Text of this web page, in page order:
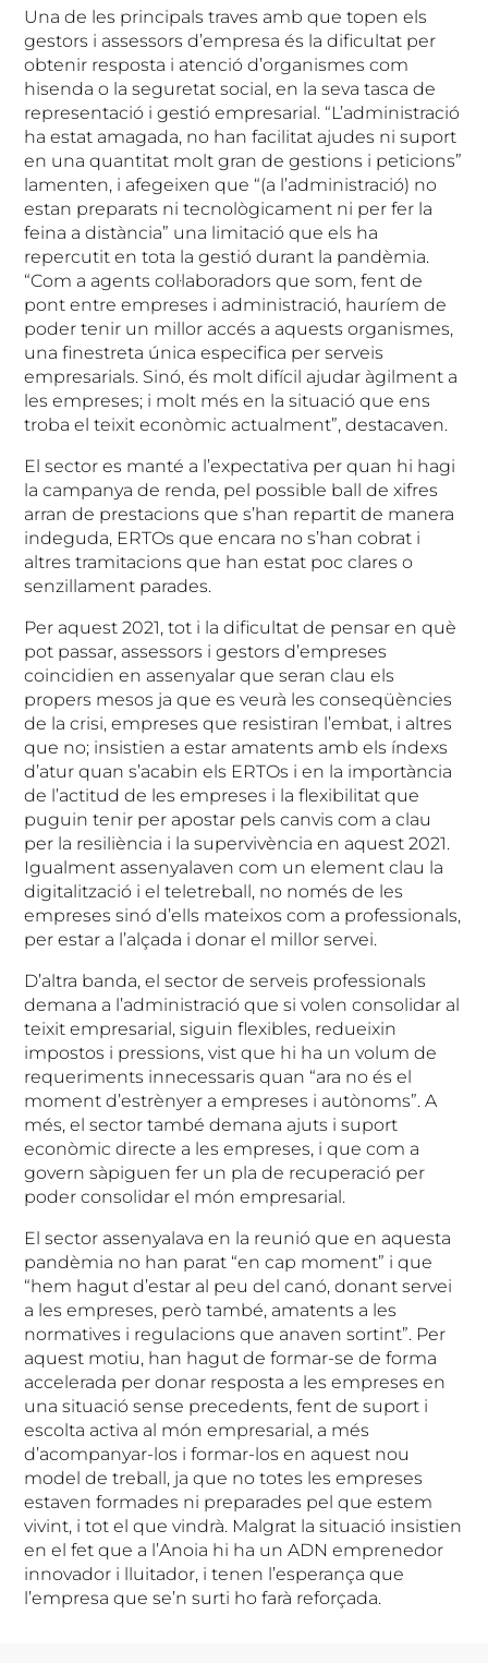
Una de les principals traves amb que topen els
gestors i assessors d’empresa és la dificultat per
obtenir resposta i atenció d’organismes com
hisenda o la seguretat social, en la seva tasca de
representació i gestió empresarial. “L’administració
ha estat amagada, no han facilitat ajudes ni suport
en una quantitat molt gran de gestions i peticions”
lamenten, i afegeixen que “(a l’administració) no
estan preparats ni tecnològicament ni per fer la
feina a distància” una limitació que els ha
repercutit en tota la gestió durant la pandèmia.
“Com a agents col·laboradors que som, fent de
pont entre empreses i administració, hauríem de
poder tenir un millor accés a aquests organismes,
una finestreta única especifica per serveis
empresarials. Sinó, és molt difícil ajudar àgilment a
les empreses; i molt més en la situació que ens
troba el teixit econòmic actualment”, destacaven.
El sector es manté a l’expectativa per quan hi hagi
la campanya de renda, pel possible ball de xifres
arran de prestacions que s’han repartit de manera
indeguda, ERTOs que encara no s’han cobrat i
altres tramitacions que han estat poc clares o
senzillament parades.
Per aquest 2021, tot i la dificultat de pensar en què
pot passar, assessors i gestors d’empreses
coincidien en assenyalar que seran clau els
propers mesos ja que es veurà les conseqüències
de la crisi, empreses que resistiran l’embat, i altres
que no; insistien a estar amatents amb els índexs
d’atur quan s’acabin els ERTOs i en la importància
de l’actitud de les empreses i la flexibilitat que
puguin tenir per apostar pels canvis com a clau
per la resiliència i la supervivència en aquest 2021.
Igualment assenyalaven com un element clau la
digitalització i el teletreball, no només de les
empreses sinó d’ells mateixos com a professionals,
per estar a l’alçada i donar el millor servei.
D’altra banda, el sector de serveis professionals
demana a l’administració que si volen consolidar al
teixit empresarial, siguin flexibles, redueixin
impostos i pressions, vist que hi ha un volum de
requeriments innecessaris quan “ara no és el
moment d’estrènyer a empreses i autònoms”. A
més, el sector també demana ajuts i suport
econòmic directe a les empreses, i que com a
govern sàpiguen fer un pla de recuperació per
poder consolidar el món empresarial.
El sector assenyalava en la reunió que en aquesta
pandèmia no han parat “en cap moment” i que
“hem hagut d’estar al peu del canó, donant servei
a les empreses, però també, amatents a les
normatives i regulacions que anaven sortint”. Per
aquest motiu, han hagut de formar-se de forma
accelerada per donar resposta a les empreses en
una situació sense precedents, fent de suport i
escolta activa al món empresarial, a més
d’acompanyar-los i formar-los en aquest nou
model de treball, ja que no totes les empreses
estaven formades ni preparades pel que estem
vivint, i tot el que vindrà. Malgrat la situació insistien
en el fet que a l’Anoia hi ha un ADN emprenedor
innovador i lluitador, i tenen l’esperança que
l’empresa que se’n surti ho farà reforçada.